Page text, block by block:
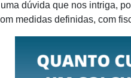
dúvida que nos intriga,
medidas definidas, com